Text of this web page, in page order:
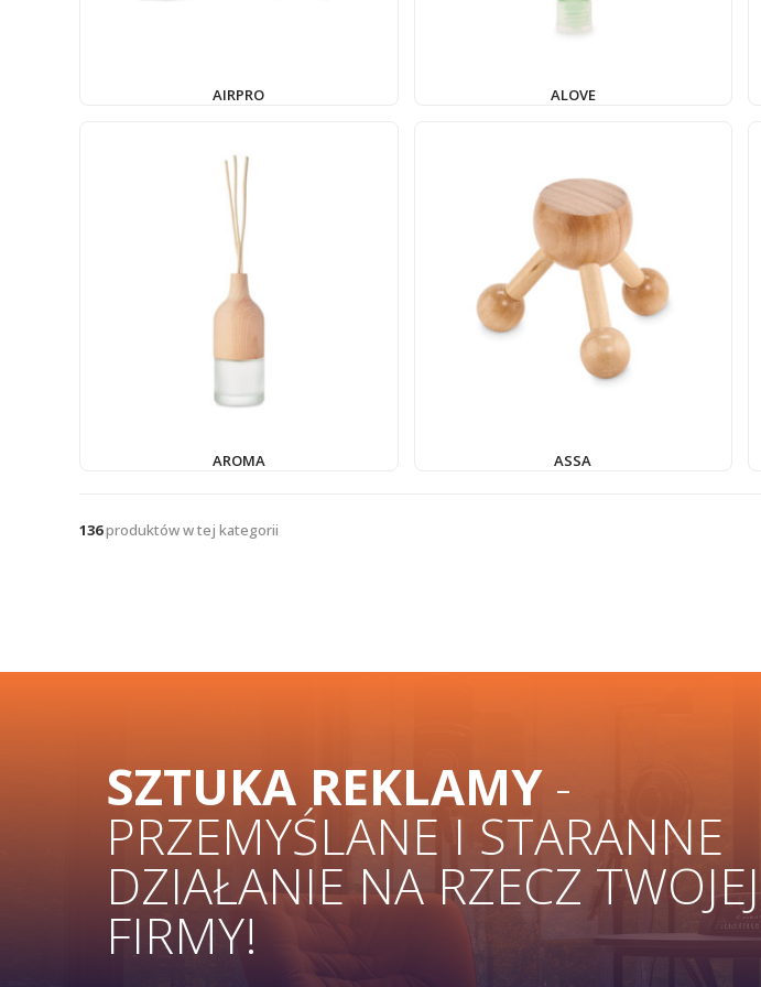
AIRPRO ALOVE
AROMA ASSA
136produktów w tej kategorii
SZTUKA REKLAMY-
PRZEMYŚLANE I STARANNE
DZIAŁANIE NA RZECZ TWOJEJ
FIRMY!